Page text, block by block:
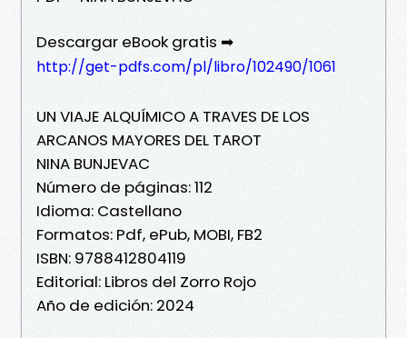
Descargar eBook gratis ➡
http://get-pdfs.com/pl/libro/102490/1061
UN VIAJE ALQUÍMICO A TRAVES DE LOS
ARCANOS MAYORES DEL TAROT
NINA BUNJEVAC
Número de páginas: 112
Idioma: Castellano
Formatos: Pdf, ePub, MOBI, FB2
ISBN: 9788412804119
Editorial: Libros del Zorro Rojo
Año de edición: 2024